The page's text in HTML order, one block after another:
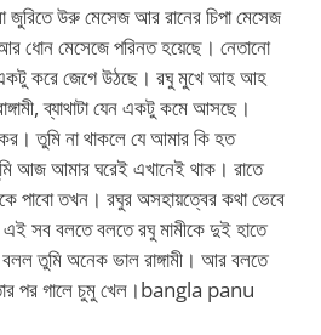
উরু মেসেজ আর রানের চিপা মেসেজ
ধোন মেসেজে পরিনত হয়েছে। নেতানো
করে জেগে উঠছে। রঘু মুখে আহ আহ
ব্যাথাটা যেন একটু কমে আসছে।
তুমি না থাকলে যে আমার কি হত
আজ আমার ঘরেই এখানেই থাক। রাতে
পাবো তখন। রঘুর অসহায়ত্বের কথা ভেবে
সব বলতে বলতে রঘু মামীকে দুই হাতে
বলল তুমি অনেক ভাল রাঙ্গামী। আর বলতে
পর গালে চুমু খেল।bangla panu